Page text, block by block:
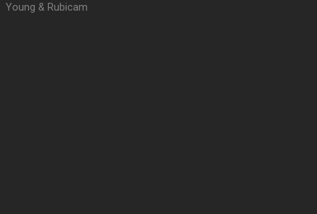
Young & Rubicam